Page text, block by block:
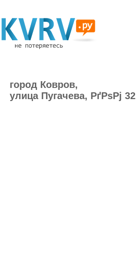
город Ковров,
улица Пугачева, РґРѕРј 32